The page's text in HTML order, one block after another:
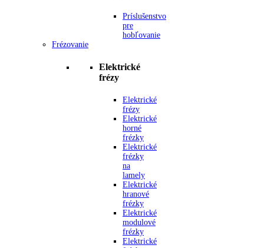
Príslušenstvo
pre
hobľovanie
Frézovanie
Elektrické
frézy
Elektrické
frézy
Elektrické
horné
frézky
Elektrické
frézky
na
lamely
Elektrické
hranové
frézky
Elektrické
modulové
frézky
Elektrické